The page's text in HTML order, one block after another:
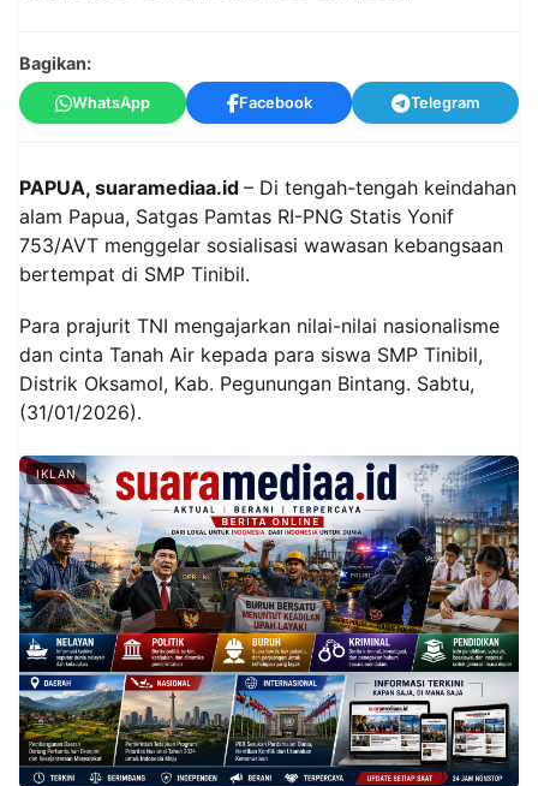
Bagikan:
WhatsApp Facebook Telegram
PAPUA, suaramediaa.id – Di tengah-tengah keindahan
alam Papua, Satgas Pamtas RI-PNG Statis Yonif
753/AVT menggelar sosialisasi wawasan kebangsaan
bertempat di SMP Tinibil.
Para prajurit TNI mengajarkan nilai-nilai nasionalisme
dan cinta Tanah Air kepada para siswa SMP Tinibil,
Distrik Oksamol, Kab. Pegunungan Bintang. Sabtu,
(31/01/2026).
IKLAN